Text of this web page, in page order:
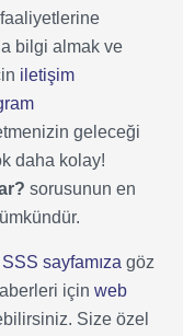
bilgi almak ve
iletişim
geleceği
daha kolay!
sorusunun en
SSS sayfamıza göz
için web
Size özel